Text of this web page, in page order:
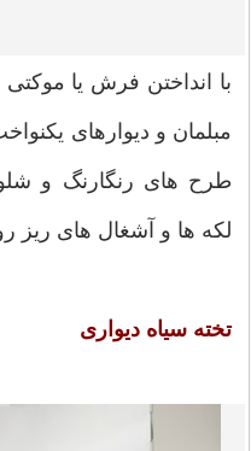
با انداختن فرش یا
مبلمان و دیوارهای
طرح های رنگارنگ و
لکه ها و آشغال های ریز
تخته سیاه دیواری